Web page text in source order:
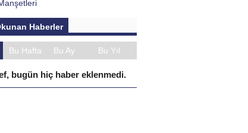
Haberler
Bu Hafta Bu Ay Bu Yıl
bugün hiç haber eklenmedi.